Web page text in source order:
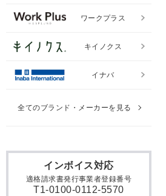
インボイス対応
適格請求書発行事業者登録番号
T1-0100-0112-5570
ワークプラス
キイノクス
イナバ
全てのブランド・メーカーを見る